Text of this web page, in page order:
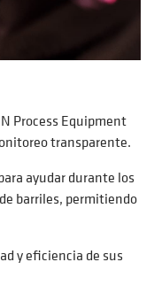
Process Equipment
transparente.
ayudar durante los
barriles, permitiendo
y eficiencia de sus